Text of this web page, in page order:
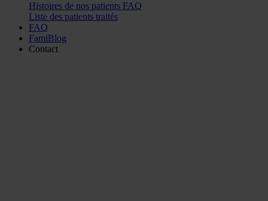
Histoires de nos patients FAQ
Liste des patients traités
FAQ
FamiBlog
Contact